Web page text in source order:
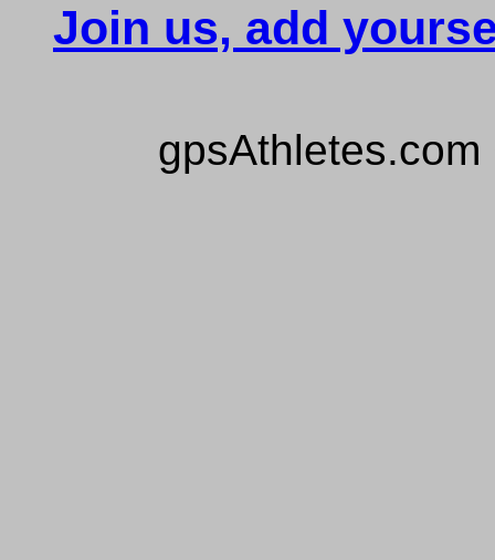
Join us, add